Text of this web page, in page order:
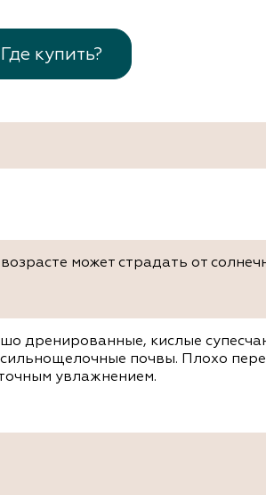
Где купить?
может страдать от
дренированные, кислые
почвы. Плохо
увлажнением.